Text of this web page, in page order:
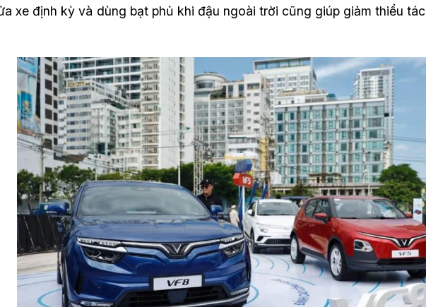
xe định kỳ và dùng bạt phủ khi đậu ngoài trời cũng giúp giảm thiểu